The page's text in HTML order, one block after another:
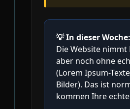
💡In dieser Woche:
Die Website nimmt
aber noch ohne
(Lorem Ipsum-
Bilder). Das ist
kommen Ihre